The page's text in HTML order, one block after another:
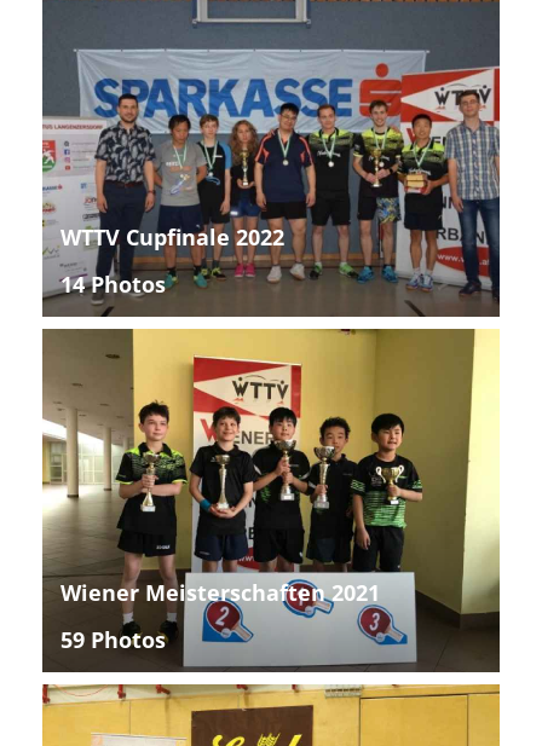
WTTV Cupfinale 2022
14 Photos
Wiener Meisterschaften 2021
59 Photos